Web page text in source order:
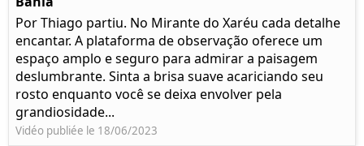
Por Thiago partiu. No Mirante do Xaréu cada detalhe
encantar. A plataforma de observação oferece um
espaço amplo e seguro para admirar a paisagem
deslumbrante. Sinta a brisa suave acariciando seu
rosto enquanto você se deixa envolver pela
grandiosidade...
Vidéo publiée le 18/06/2023